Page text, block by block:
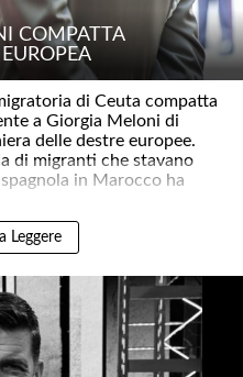
COMPATTA
di Ceuta compatta
a Giorgia Meloni di
delle destre europee.
di migranti che stavano
in Marocco ha
Leggere